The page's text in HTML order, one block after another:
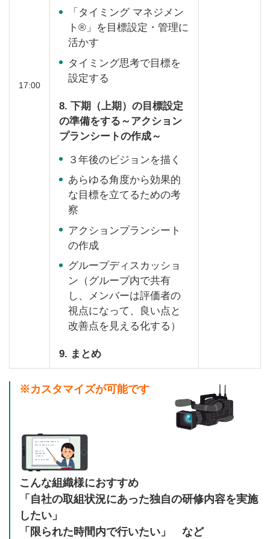
17:00
「タイミング マネジメン
ト®」を目標設定・管理に
活かす
タイミング思考で目標を
設定する
8. 下期（上期）の目標設定
の準備をする～アクション
プランシートの作成～
３年後のビジョンを描く
あらゆる角度から効果的
な目標を立てるための考
察
アクションプランシート
の作成
グループディスカッショ
ン（グループ内で共有
し、メンバーは評価者の
視点になって、良い点と
改善点を見える化する）
9. まとめ
※カスタマイズが可能です
こんな組織様におすすめ
「自社の取組状況にあった独自の研修内容を実施
したい」
「限られた時間内で行いたい」 など